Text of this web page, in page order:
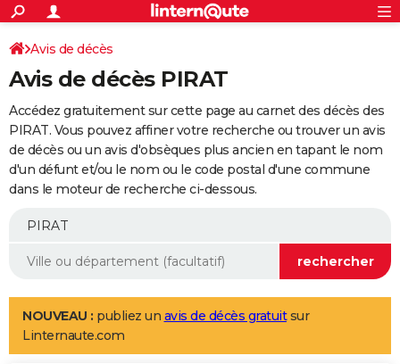
ACTUALITÉS
Politique
Société
Faits Divers
Education
Monde
Villes
+
SPORT
Coupe du monde 2026
Football
Tennis
Cyclisme
Rugby
Forum
Programme TV
TNT
Streaming
Cinéma
Sorties cinéma
Musique
+
FINANCE
Retraite
Impôts
Epargne
Immobilier
Risques naturels par ville
Banque
Assurance
Crédit
AUTO
Essais
Réserver un essai
Citadines
Berlines
SUV
Forum auto
+
Mobiles
Meilleur smartphone
Internet
Ordinateurs
Jeux vidéo
Guide high-tech
Aménagement intérieur
LIFESTYLE
Art de vivre
Bien-être
Loisirs
Mode
Modes de vie
Avis de décès
Avis de décès PIRAT
Accédez gratuitement sur cette page au carnet des décès des
PIRAT. Vous pouvez affiner votre recherche ou trouver un avis
de décès ou un avis d'obsèques plus ancien en tapant le nom
d'un défunt et/ou le nom ou le code postal d'une commune
dans le moteur de recherche ci-dessous.
NOUVEAU : publiez un avis de décès gratuitsur
Linternaute.com